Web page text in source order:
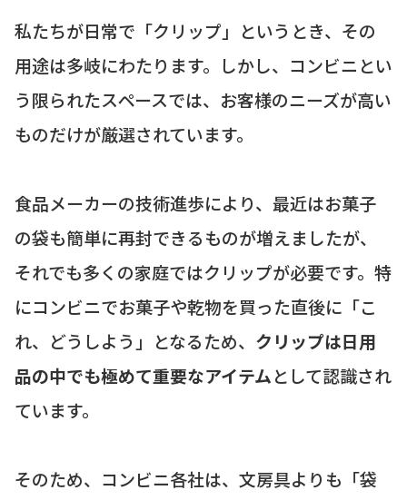
私たちが日常で「クリップ」というとき、その
用途は多岐にわたります。しかし、コンビニとい
う限られたスペースでは、お客様のニーズが高い
ものだけが厳選されています。
食品メーカーの技術進歩により、最近はお菓子
の袋も簡単に再封できるものが増えましたが、
それでも多くの家庭ではクリップが必要です。特
にコンビニでお菓子や乾物を買った直後に「こ
れ、どうしよう」となるため、 クリップは日用
品の中でも極めて重要なアイテムとして認識され
ています。
そのため、コンビニ各社は、文房具よりも「袋